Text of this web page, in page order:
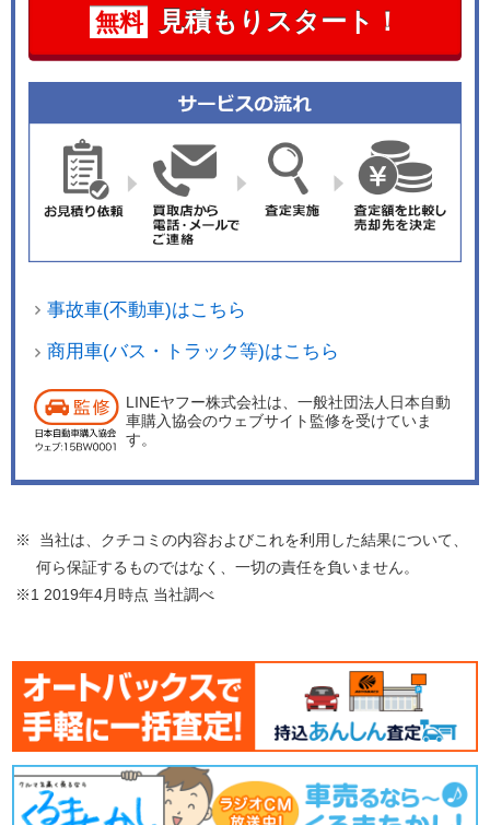
無料 見積もりスタート！
事故車(不動車)はこちら
商用車(バス・トラック等)はこちら
LINEヤフー株式会社は、一般社団法人日本自動
車購入協会のウェブサイト監修を受けていま
す。
※ 当社は、クチコミの内容およびこれを利用した結果について、
何ら保証するものではなく、一切の責任を負いません。
※1 2019年4月時点 当社調べ